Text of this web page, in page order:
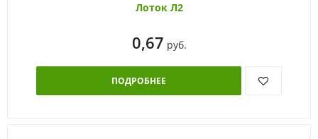
Лоток Л2
0,67 руб.
ПОДРОБНЕЕ